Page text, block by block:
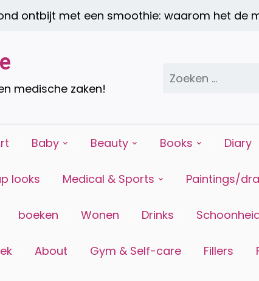
met een smoothie: waarom het de
medische zaken!
Zoeken
naar:
Baby Beauty Books Diary
looks Medical & Sports Paintings/
boeken Wonen Drinks
About Gym & Self-care Fillers